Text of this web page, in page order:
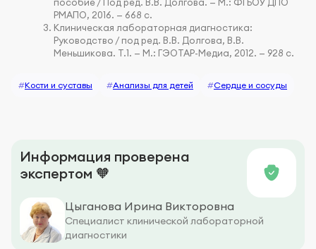
РМАПО, 2016. — 668 с.
Клиническая лабораторная диагностика:
Руководство / под ред. В.В. Долгова, В.В.
Меньшикова. Т.1. — М.: ГЭОТАР-Медиа, 2012. — 928 с.
#Кости и суставы #Анализы для детей #Сердце и сосуды
Информация проверена
экспертом 🧡
Цыганова Ирина Викторовна
Специалист клинической лабораторной
диагностики